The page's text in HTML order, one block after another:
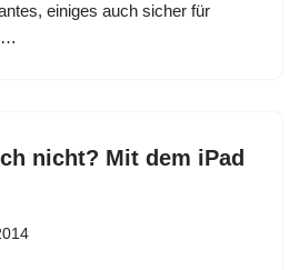
einiges auch sicher für
nicht? Mit dem iPad